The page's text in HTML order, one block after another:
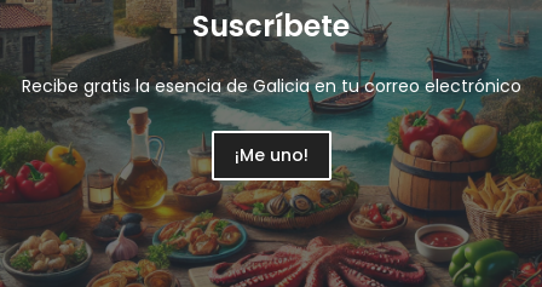
Suscríbete
Recibe gratis la esencia de Galicia en tu correo electrónico
¡Me uno!